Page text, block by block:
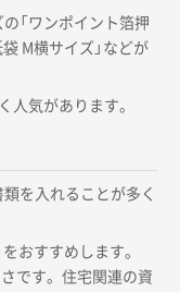
「ワンポイント箔押
M横サイズ」などが
人気があります。
を入れることが多く
おすすめします。
です。住宅関連の資